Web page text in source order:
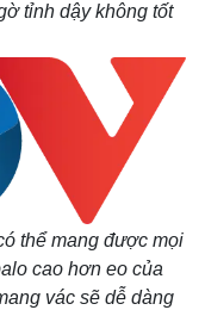
khoán
phê
tỉnh dậy không tốt
thể mang được mọi
cao hơn eo của
vác sẽ dễ dàng